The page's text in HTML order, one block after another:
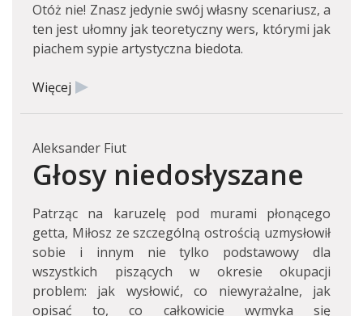
Otóż nie! Znasz jedynie swój własny scenariusz, a
ten jest ułomny jak teoretyczny wers, którymi jak
piachem sypie artystyczna biedota.
Więcej
Aleksander Fiut
Głosy niedosłyszane
Patrząc na karuzelę pod murami płonącego
getta, Miłosz ze szczególną ostrością uzmysłowił
sobie i innym nie tylko podstawowy dla
wszystkich piszących w okresie okupacji
problem: jak wysłowić, co niewyrażalne, jak
opisać to, co całkowicie wymyka się